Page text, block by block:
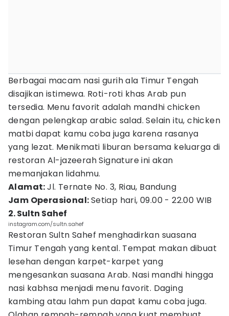
Berbagai macam nasi gurih ala Timur Tengah
disajikan istimewa. Roti-roti khas Arab pun
tersedia. Menu favorit adalah mandhi chicken
dengan pelengkap arabic salad. Selain itu, chicken
matbi dapat kamu coba juga karena rasanya
yang lezat. Menikmati liburan bersama keluarga di
restoran Al-jazeerah Signature ini akan
memanjakan lidahmu.
Alamat:Jl. Ternate No. 3, Riau, Bandung
Jam Operasional:Setiap hari, 09.00 - 22.00 WIB
2. Sultn Sahef
instagram.com/sultn.sahef
Restoran Sultn Sahef menghadirkan suasana
Timur Tengah yang kental. Tempat makan dibuat
lesehan dengan karpet-karpet yang
mengesankan suasana Arab. Nasi mandhi hingga
nasi kabhsa menjadi menu favorit. Daging
kambing atau lahm pun dapat kamu coba juga.